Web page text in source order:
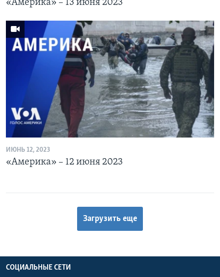
«Америка» – 13 июня 2023
ИЮНЬ 12, 2023
«Америка» – 12 июня 2023
Загрузить еще
СОЦИАЛЬНЫЕ СЕТИ